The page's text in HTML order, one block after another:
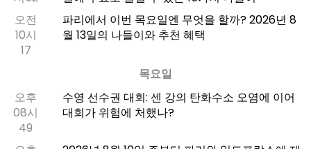
오전
10시
17
파리에서 이번 목요일엔 무엇을 할까? 2026년 8
월 13일의 나들이와 추천 혜택
목요일
오후
08시
49
수영 선수권 대회: 센 강의 탄화수소 오염에 이어
대회가 위험에 처했나?